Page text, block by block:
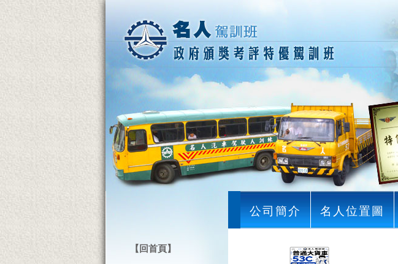
公司簡介 名人位置圖
【回首頁】